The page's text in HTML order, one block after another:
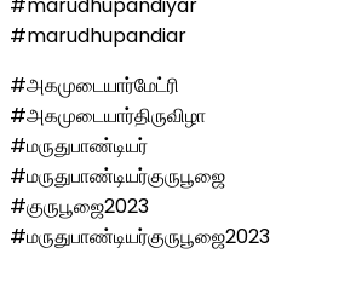
#marudhupandiar
#அகமுடையார்மேட்ரி
#அகமுடையார்திருவிழா
#மருதுபாண்டியர்
#மருதுபாண்டியர்குருபூஜை
#குருபூஜை2023
#மருதுபாண்டியர்குருபூஜை2023